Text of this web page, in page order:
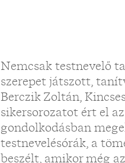
Nemcsak testnevelő
szerepet játszott,
Berczik Zoltán,
sikersorozatot ért el
gondolkodásban
testnevelésórák, a
beszélt, amikor még